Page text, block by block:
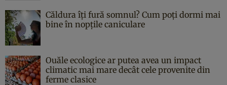
Căldura îți fură somnul? Cum poți dormi mai
bine în nopțile caniculare
Ouăle ecologice ar putea avea un impact
climatic mai mare decât cele provenite din
ferme clasice